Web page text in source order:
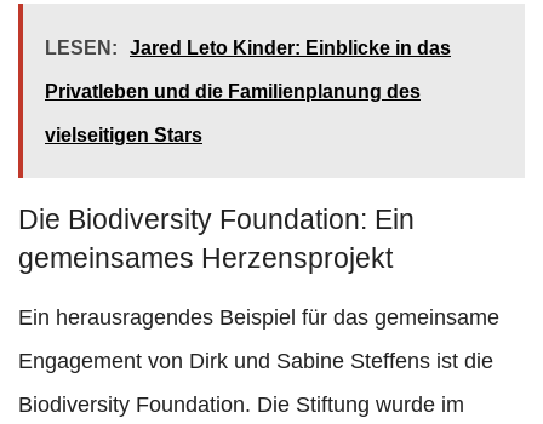
LESEN: Jared Leto Kinder: Einblicke in das
Privatleben und die Familienplanung des
vielseitigen Stars
Die Biodiversity Foundation: Ein
gemeinsames Herzensprojekt
Ein herausragendes Beispiel für das gemeinsame
Engagement von Dirk und Sabine Steffens ist die
Biodiversity Foundation. Die Stiftung wurde im